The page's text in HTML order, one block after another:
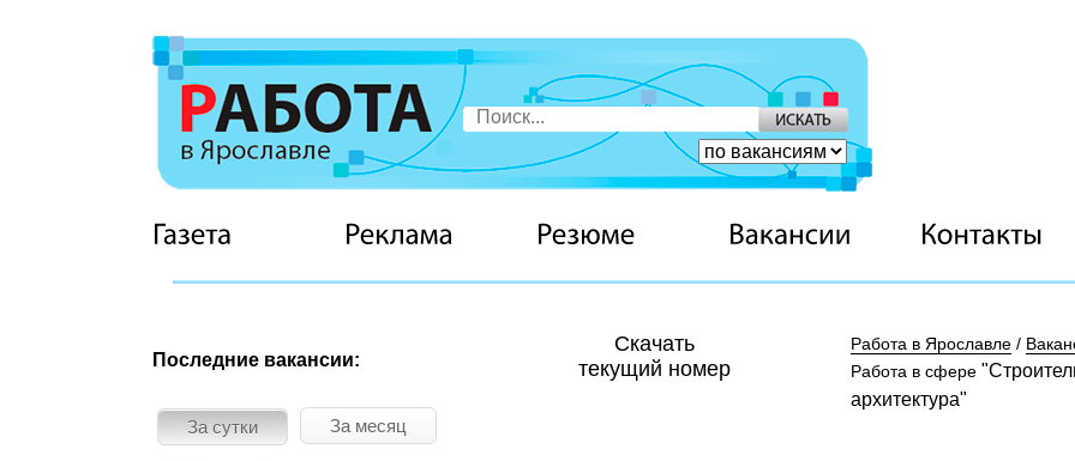
Работа в Ярославле /
Работа в сфере
архитектура"
Последние вакансии:
За сутки За месяц
Скачать
текущий номер